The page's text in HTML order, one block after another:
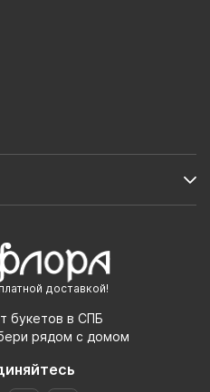
доставкой!
букетов в СПБ
рядом с домом